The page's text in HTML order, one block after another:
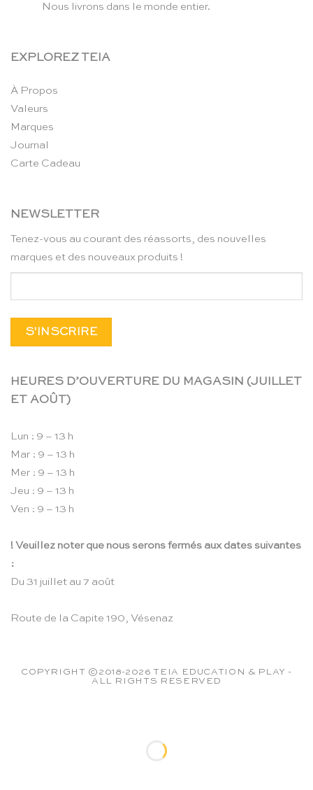
Nous livrons dans le monde entier.
EXPLOREZ TEIA
À Propos
Valeurs
Marques
Journal
Carte Cadeau
NEWSLETTER
Tenez-vous au courant des réassorts, des nouvelles
marques et des nouveaux produits !
HEURES D’OUVERTURE DU MAGASIN (JUILLET
ET AOÛT)
Lun : 9 – 13 h
Mar : 9 – 13 h
Mer : 9 – 13 h
Jeu : 9 – 13 h
Ven : 9 – 13 h
! Veuillez noter que nous serons fermés aux dates suivantes
:
Du 31 juillet au 7 août
Route de la Capite 190, Vésenaz
COPYRIGHT ©2018-2026 TEIA EDUCATION & PLAY -
ALL RIGHTS RESERVED